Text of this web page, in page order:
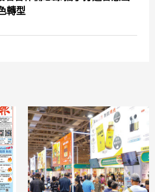
轉型